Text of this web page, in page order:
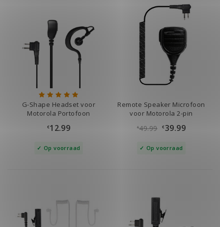
G-Shape Headset voor
Motorola Portofoon
€12.99
Op voorraad
Remote Speaker Microfoon
voor Motorola 2-pin
€49.99 €39.99
Op voorraad